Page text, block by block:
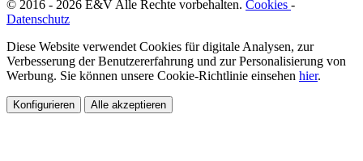
© 2016 - 2026 E&V Alle Rechte vorbehalten. Cookies -
Datenschutz
Diese Website verwendet Cookies für digitale Analysen, zur
Verbesserung der Benutzererfahrung und zur Personalisierung von
Werbung. Sie können unsere Cookie-Richtlinie einsehen hier.
Konfigurieren Alle akzeptieren